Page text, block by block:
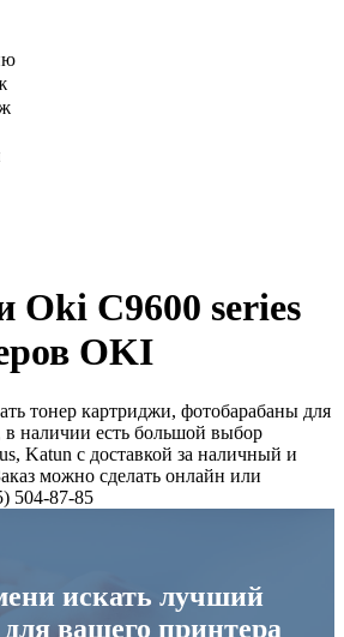
Oki C9600 series
OKI
тонер картриджи, фотобарабаны для
в наличии есть большой выбор
Katun с доставкой за наличный и
можно сделать онлайн или
504-87-85
искать лучший
вашего принтера